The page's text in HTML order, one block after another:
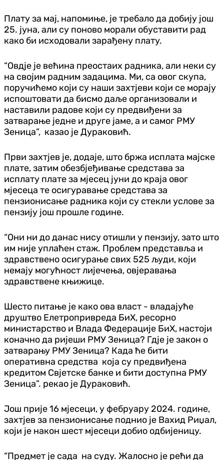
Плату за мај, напомиње, је требало да добију још
25. јуна, али су поново морали обуставити рад
како би исходовали зарађену плату.
“Овдје је већина преостаих радника, али неки су
на својим радним задацима. Ми, са овог скупа,
поручићемо који су наши захтјеви који се морају
испоштовати да бисмо даље организовали и
наставили радове који су предвиђени за
затварање једне и друге јаме, а и самог РМУ
Зеница”, казао је Дураковић.
Први захтјев је, додаје, што бржа исплата мајске
плате, затим обезбјеђивање средстава за
исплату плате за мјесец јуни до краја овог
мјесеца те осигуравање средстава за
пензионисање радника који су стекли услове за
пензију још прошле године.
“Они ни до данас нису отишли у пензију, зато што
им није уплаћен стаж. Проблем представља и
здравствено осигурање свих 525 људи, који
немају могућност лијечења, овјеравања
здравствене књижице.
Шесто питање је како ова власт - владајуће
друштво Елетропривреда БиХ, ресорно
министарство и Влада Федерације БиХ, настоји
коначно да ријеши РМУ Зеница? Гдје је закон о
затварању РМУ Зеница? Када ће бити
оперативна средства која су предвиђена
кредитом Свјетске банке и бити доступна РМУ
Зеница”. рекао је Дураковић.
Још прије 16 мјесеци, у фебруару 2024. године,
захтјев за пензионисање поднио је Вахид Риџал,
који је након шест мјесеци добио одбијеницу.
“Предмет је сада на суду. Жалосно је рећи да